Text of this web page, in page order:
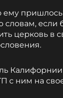
ему
словам,
церковь в
Калифорнии
с ним на